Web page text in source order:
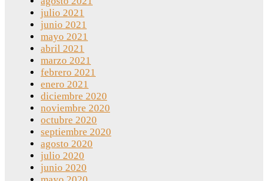
julio 2021
junio 2021
mayo 2021
abril 2021
marzo 2021
febrero 2021
enero 2021
diciembre 2020
noviembre 2020
octubre 2020
septiembre 2020
agosto 2020
julio 2020
junio 2020